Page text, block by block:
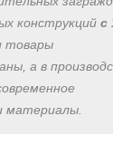
конструкций с
товары
а в
материалы.